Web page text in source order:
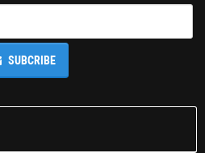
SUBCRIBE